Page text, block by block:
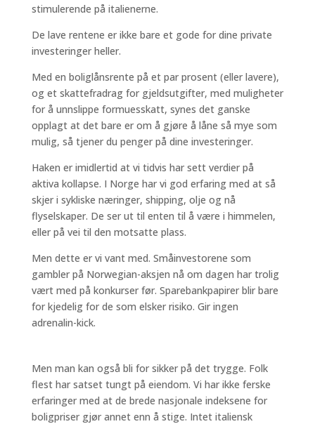
stimulerende på italienerne.
De lave rentene er ikke bare et gode for dine private
investeringer heller.
Med en boliglånsrente på et par prosent (eller lavere),
og et skattefradrag for gjeldsutgifter, med muligheter
for å unnslippe formuesskatt, synes det ganske
opplagt at det bare er om å gjøre å låne så mye som
mulig, så tjener du penger på dine investeringer.
Haken er imidlertid at vi tidvis har sett verdier på
aktiva kollapse. I Norge har vi god erfaring med at så
skjer i sykliske næringer, shipping, olje og nå
flyselskaper. De ser ut til enten til å være i himmelen,
eller på vei til den motsatte plass.
Men dette er vi vant med. Småinvestorene som
gambler på Norwegian-aksjen nå om dagen har trolig
vært med på konkurser før. Sparebankpapirer blir bare
for kjedelig for de som elsker risiko. Gir ingen
adrenalin-kick.
Men man kan også bli for sikker på det trygge. Folk
flest har satset tungt på eiendom. Vi har ikke ferske
erfaringer med at de brede nasjonale indeksene for
boligpriser gjør annet enn å stige. Intet italiensk